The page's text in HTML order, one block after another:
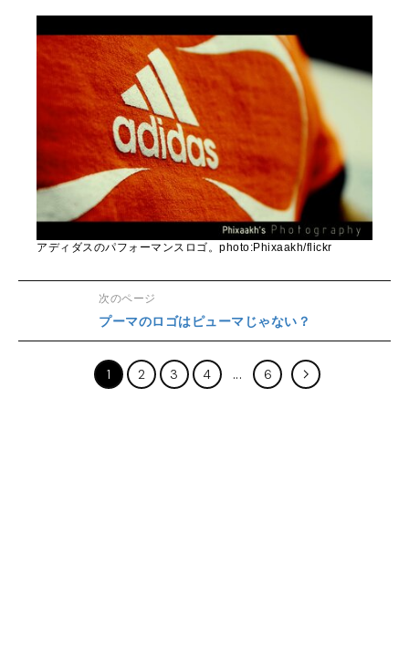
アディダスのパフォーマンスロゴ。photo:Phixaakh/flickr
次のページ
プーマのロゴはピューマじゃない？
1 2 3 4 6